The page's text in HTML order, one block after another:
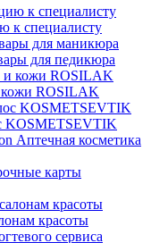
к специалисту
для маникюра
для педикюра
кожи ROSILAK
KOSMETSEVTIK
Аптечная косметика
карты
красоты